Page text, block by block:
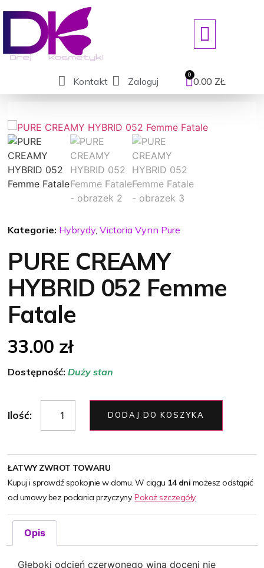
Kontakt Zaloguj 0.00 ZŁ
Kategorie: Hybrydy,Victoria Vynn Pure
PURE CREAMY
HYBRID 052 Femme
Fatale
33.00 zł
Dostępność:Duży stan
Ilość: DODAJ DO KOSZYKA
ŁATWY ZWROT TOWARU
Kupuj i sprawdź spokojnie w domu. W ciągu 14 dni możesz odstąpić
od umowy bez podania przyczyny.Pokaż szczegóły
Opis
Głęboki odcień czerwonego wina doceni nie